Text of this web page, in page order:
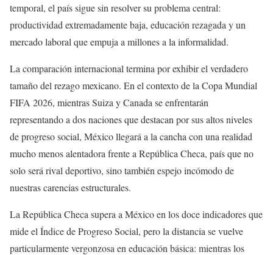
temporal, el país sigue sin resolver su problema central:
productividad extremadamente baja, educación rezagada y un
mercado laboral que empuja a millones a la informalidad.
La comparación internacional termina por exhibir el verdadero
tamaño del rezago mexicano. En el contexto de la Copa Mundial
FIFA 2026, mientras Suiza y Canada se enfrentarán
representando a dos naciones que destacan por sus altos niveles
de progreso social, México llegará a la cancha con una realidad
mucho menos alentadora frente a República Checa, país que no
solo será rival deportivo, sino también espejo incómodo de
nuestras carencias estructurales.
La República Checa supera a México en los doce indicadores que
mide el Índice de Progreso Social, pero la distancia se vuelve
particularmente vergonzosa en educación básica: mientras los